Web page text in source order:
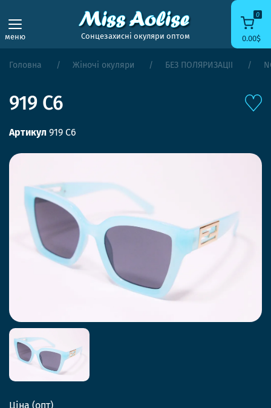
меню Сонцезахисні окуляри оптом
0
0.00$
Головна Жіночі окуляри БЕЗ ПОЛЯРИЗАЦІЇ
919 C6
Артикул 919 C6
Ціна (опт)